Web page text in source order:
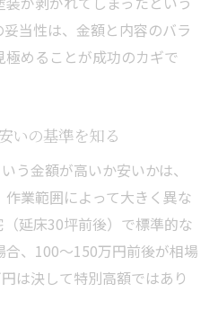
当性は、金額と内容のバラ
めることが成功のカギで
いの基準を知る
う金額が高いか安いかは、
業範囲によって大きく異な
延床30坪前後）で標準的な
、100〜150万円前後が相場
は決して特別高額ではあり